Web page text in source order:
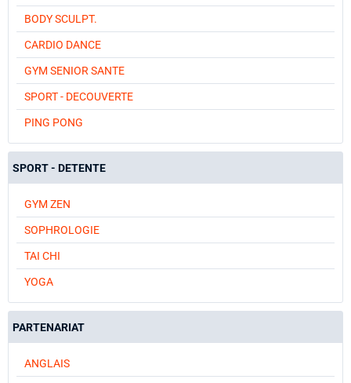
BODY SCULPT.
CARDIO DANCE
GYM SENIOR SANTE
SPORT - DECOUVERTE
PING PONG
SPORT - DETENTE
GYM ZEN
SOPHROLOGIE
TAI CHI
YOGA
PARTENARIAT
ANGLAIS